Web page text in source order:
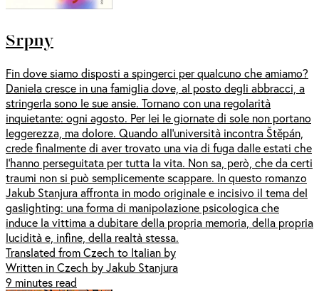
Srpny
Fin dove siamo disposti a spingerci per qualcuno che amiamo?
Daniela cresce in una famiglia dove, al posto degli abbracci, a
stringerla sono le sue ansie. Tornano con una regolarità
inquietante: ogni agosto. Per lei le giornate di sole non portano
leggerezza, ma dolore. Quando all’università incontra Štěpán,
crede finalmente di aver trovato una via di fuga dalle estati che
l’hanno perseguitata per tutta la vita. Non sa, però, che da certi
traumi non si può semplicemente scappare. In questo romanzo
Jakub Stanjura affronta in modo originale e incisivo il tema del
gaslighting: una forma di manipolazione psicologica che
induce la vittima a dubitare della propria memoria, della propria
lucidità e, infine, della realtà stessa.
Translated from Czech to Italian by
Written in Czech by Jakub Stanjura
9 minutes read